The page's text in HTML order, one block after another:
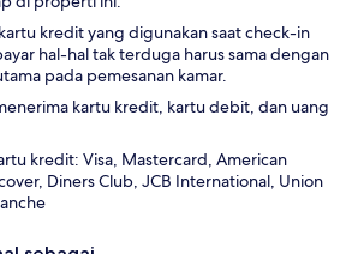
kredit yang digunakan saat check-in
hal-hal tak terduga harus sama dengan
pada pemesanan kamar.
kartu kredit, kartu debit, dan uang
kredit: Visa, Mastercard, American
Diners Club, JCB International, Union